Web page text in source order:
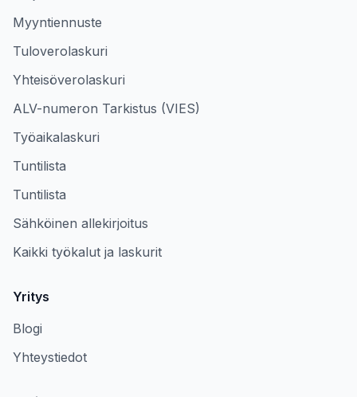
Myyntiennuste
Tuloverolaskuri
Yhteisöverolaskuri
ALV-numeron Tarkistus (VIES)
Työaikalaskuri
Tuntilista
Tuntilista
Sähköinen allekirjoitus
Kaikki työkalut ja laskurit
Yritys
Blogi
Yhteystiedot